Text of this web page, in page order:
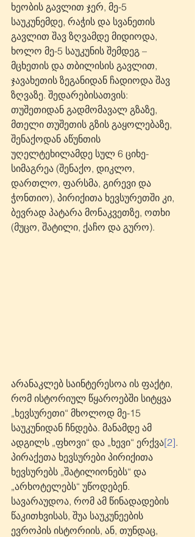
ხეობის გავლით ჯერ, მე-5
საუკუნემდე, რაჭის და სვანეთის
გავლით შავ ზღვამდე მიდიოდა,
ხოლო მე-5 საუკუნის შემდეგ –
მცხეთის და თბილისის გავლით,
ჯავახეთის ზეგანიდან ჩადიოდა შავ
ზღვაზე. შედარებისათვის:
თუშეთიდან გადმომავალ გზაზე,
მთელი თუშეთის გზის გაყოლებაზე,
შენაქოდან აწუნთის
უღელტეხილამდე სულ 6 ციხე-
სიმაგრეა (შენაქო, დიკლო,
დართლო, ფარსმა, გირევი და
ჭონთიო), პირიქითა ხევსურეთში კი,
ბევრად პატარა მონაკვეთზე, ოთხი
(მუცო, შატილი, ქაჩო და გურო).
არანაკლებ საინტერესოა ის ფაქტი,
რომ ისტორიულ წყაროებში სიტყვა
„ხევსურეთი“ მხოლოდ მე-15
საუკუნიდან ჩნდება. მანამდე ამ
ადგილს „ფხოვი“ და „ხევი“ ერქვა[2].
პირაქეთა ხევსურები პირიქითა
ხევსურებს „შატილიონებს“ და
„არხოტელებს“ უწოდებენ.
სავარაუდოა, რომ ამ წინადადების
წაკითხვისას, შუა საუკუნეების
ევროპის ისტორიის, ან, თუნდაც,